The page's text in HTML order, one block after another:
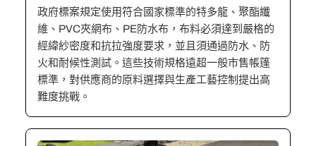
政府標案規定使用符合國家標準的特多龍、聚酯纖
維、PVC夾網布、PE防水布，布料必須達到嚴格的
經緯紗密度和抗拉強度要求，並且須通過防水、防
火和耐候性測試。這些技術規格遠超一般市售帳篷
標準，對供應商的原料選擇與生產工藝控制提出高
難度挑戰。